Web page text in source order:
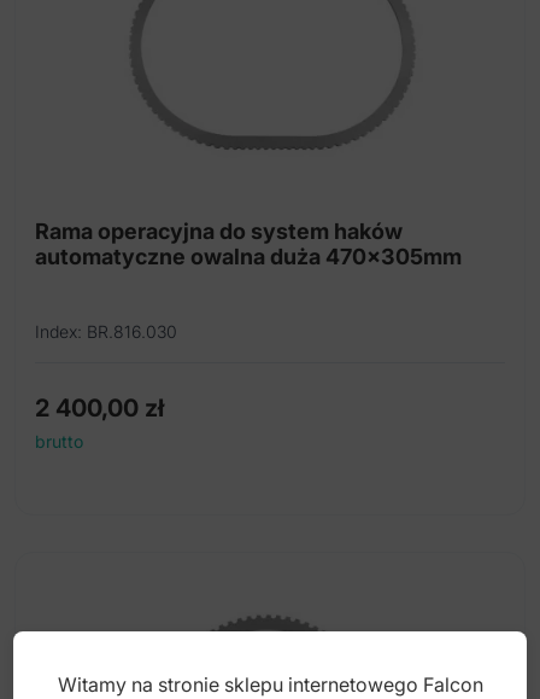
Rama operacyjna do system haków
automatyczne owalna duża 470x305mm
Index: BR.816.030
2 400,00 zł
brutto
Witamy na stronie sklepu internetowego Falcon